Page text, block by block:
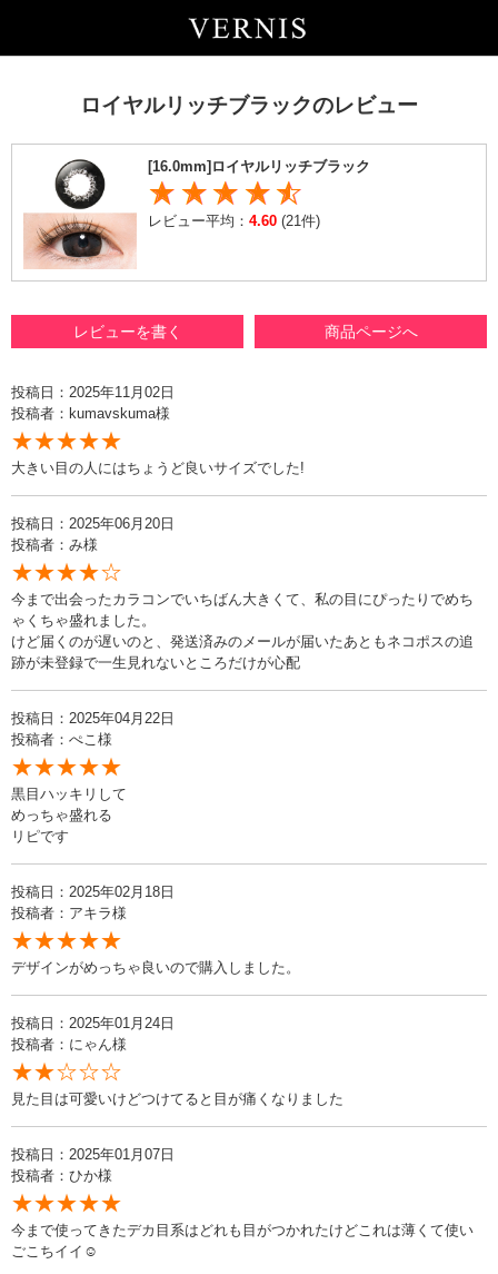
ロイヤルリッチブラックのレビュー
[16.0mm]ロイヤルリッチブラック
レビュー平均： 4.60(21件)
レビューを書く 商品ページへ
投稿日：2025年11月02日
投稿者：kumavskuma様
★★★★★
大きい目の人にはちょうど良いサイズでした!
投稿日：2025年06月20日
投稿者：み様
★★★★☆
今まで出会ったカラコンでいちばん大きくて、私の目にぴったりでめち
ゃくちゃ盛れました。
けど届くのが遅いのと、発送済みのメールが届いたあともネコポスの追
跡が未登録で一生見れないところだけが心配
投稿日：2025年04月22日
投稿者：ぺこ様
★★★★★
黒目ハッキリして
めっちゃ盛れる
リピです
投稿日：2025年02月18日
投稿者：アキラ様
★★★★★
デザインがめっちゃ良いので購入しました。
投稿日：2025年01月24日
投稿者：にゃん様
★★☆☆☆
見た目は可愛いけどつけてると目が痛くなりました
投稿日：2025年01月07日
投稿者：ひか様
★★★★★
今まで使ってきたデカ目系はどれも目がつかれたけどこれは薄くて使い
ごこちイイ☺️